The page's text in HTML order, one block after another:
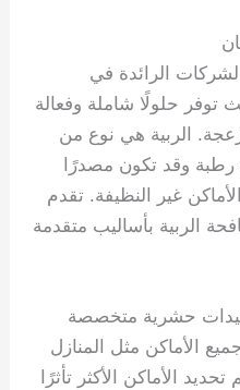
الرائدة في
توفر حلولًا شاملة وفعالة
الربية هي نوع من
رطبة وقد تكون مصدرًا
غير النظيفة. تقدم
الربية بأساليب متقدمة
حشرية متخصصة
الأماكن مثل المنازل
الأماكن الأكثر تأثرًا